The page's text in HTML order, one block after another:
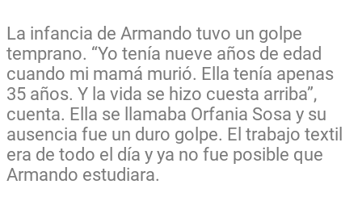
La infancia de Armando tuvo un golpe
temprano. “Yo tenía nueve años de edad
cuando mi mamá murió. Ella tenía apenas
35 años. Y la vida se hizo cuesta arriba”,
cuenta. Ella se llamaba Orfania Sosa y su
ausencia fue un duro golpe. El trabajo textil
era de todo el día y ya no fue posible que
Armando estudiara.